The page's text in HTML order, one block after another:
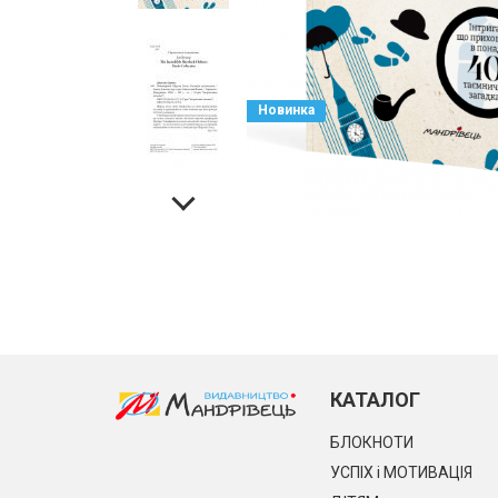
Новинка
КАТАЛОГ
БЛОКНОТИ
УСПІХ і МОТИВАЦІЯ